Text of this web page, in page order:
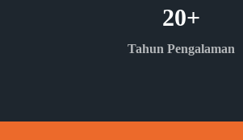
Tahun Pengalaman
20+